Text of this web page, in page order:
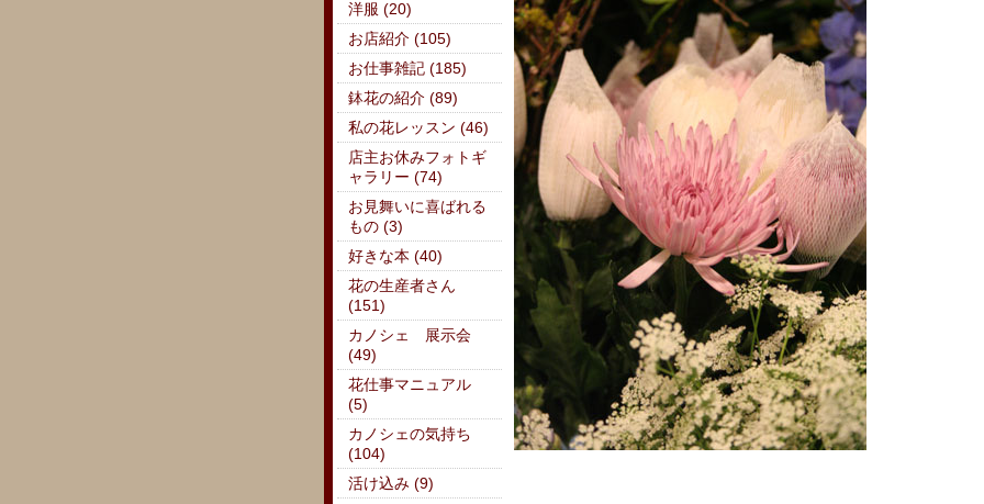
洋服 (20)
お店紹介 (105)
お仕事雑記 (185)
鉢花の紹介 (89)
私の花レッスン (46)
店主お休みフォトギ
ャラリー (74)
お見舞いに喜ばれる
もの (3)
好きな本 (40)
花の生産者さん
(151)
カノシェ 展示会
(49)
花仕事マニュアル
(5)
カノシェの気持ち
(104)
活け込み (9)